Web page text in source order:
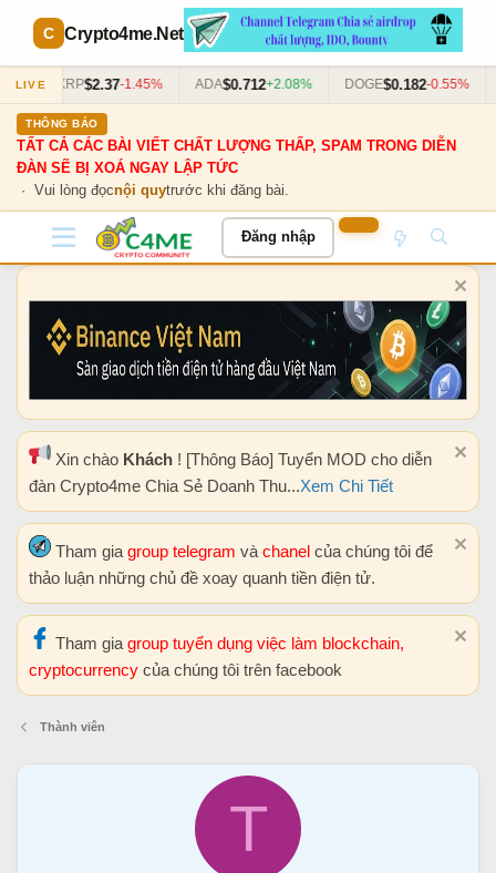
Crypto4me.Net
LIVE XRP$2.37-1.45% ADA$0.712+2.08% DOGE$0.182-0.55%
THÔNG BÁO
TẤT CẢ CÁC BÀI VIẾT CHẤT LƯỢNG THẤP, SPAM TRONG DIỄN
ĐÀN SẼ BỊ XOÁ NGAY LẬP TỨC
· Vui lòng đọcnội quytrước khi đăng bài.
Đăng nhập
Xin chào Khách ! [Thông Báo] Tuyển MOD cho diễn
đàn Crypto4me Chia Sẻ Doanh Thu...Xem Chi Tiết
Tham gia group telegram và chanel của chúng tôi để
thảo luận những chủ đề xoay quanh tiền điện tử.
Tham gia group tuyển dụng việc làm blockchain,
cryptocurrency của chúng tôi trên facebook
Thành viên
T